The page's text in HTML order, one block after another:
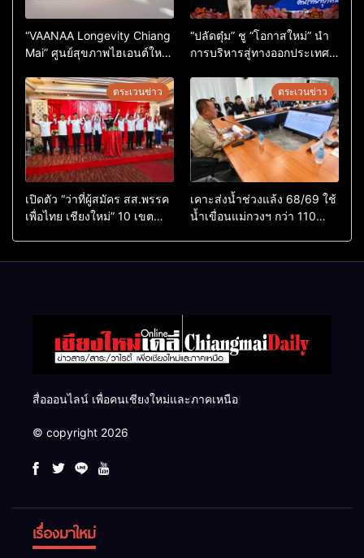
“VAANAA Longevity Chiang
Mai” ศูนย์สุขภาพไฮเอนต์ใหญ่
“ปลัดตุ๋ม” ชู “โอกาสใหม่” นำ
การบริหารสู่ทางออกประเทศ
ตระเวนข่าว
เปิดตัว “ว่าที่ผู้สมัคร สส.พรรค
เพื่อไทย เชียงใหม่” 10 เขต
ตระเวนข่าว
เคาะส่งน้ำช่วงแล้ง 68/69 ใช้
น้ำเขื่อนแม่กวงฯ กว่า 110
สื่อออนไลน์ เพื่อคนเชียงใหม่และภาคเหนือ
© copyright 2026
เรื่องมาใหม่